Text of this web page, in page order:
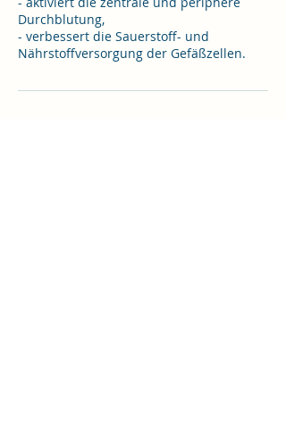
Durchblutung,
- verbessert die Sauerstoff- und
Nährstoffversorgung der Gefäßzellen.